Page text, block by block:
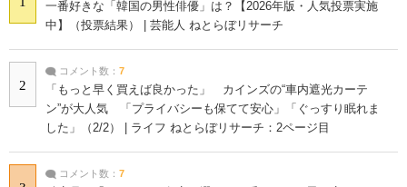
一番好きな「韓国の男性俳優」は？【2026年版・人気投票実施
中】（投票結果） | 芸能人 ねとらぼリサーチ
2
コメント数： 7
「もっと早く買えば良かった」 カインズの“車内遮光カーテ
ン”が大人気 「プライバシーも保てて安心」「ぐっすり眠れま
した」（2/2） | ライフ ねとらぼリサーチ：2ページ目
コメント数： 7